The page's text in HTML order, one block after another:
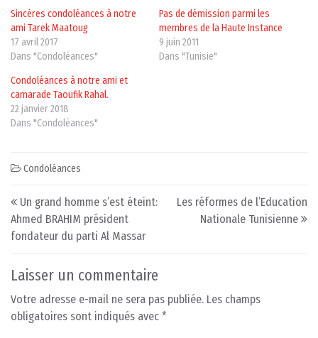
Sincères condoléances à notre
ami Tarek Maatoug
17 avril 2017
Dans "Condoléances"
Pas de démission parmi les
membres de la Haute Instance
9 juin 2011
Dans "Tunisie"
Condoléances à notre ami et
camarade Taoufik Rahal.
22 janvier 2018
Dans "Condoléances"
Condoléances
Post navigation
Un grand homme s’est éteint:
Ahmed BRAHIM président
fondateur du parti Al Massar
Les réformes de l’Education
Nationale Tunisienne
Laisser un commentaire
Votre adresse e-mail ne sera pas publiée. Les champs
obligatoires sont indiqués avec *